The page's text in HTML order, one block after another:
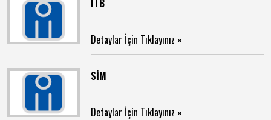
İTB
Detaylar İçin Tıklayınız »
SİM
Detaylar İçin Tıklayınız »